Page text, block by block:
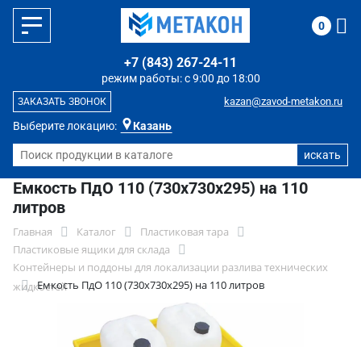
Выберите локацию: Казань
режим работы: с 9:00 до 18:00
+7 (843) 267-24-11
kazan@zavod-metakon.ru
ЗАКАЗАТЬ ЗВОНОК
0
Емкость ПдО 110 (730х730х295) на 110
литров
Главная Каталог
Пластиковая тара
Пластиковые ящики для склада
Контейнеры и поддоны для локализации разлива технических
жидкостей
Емкость ПдО 110 (730х730х295) на 110 литров